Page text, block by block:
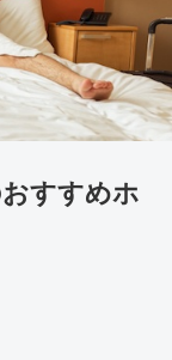
すすめホ